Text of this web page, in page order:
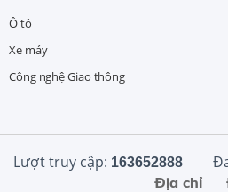
Ô tô
Xe máy
Công nghệ Giao thông
Lượt truy cập: 163652888
Địa chỉ